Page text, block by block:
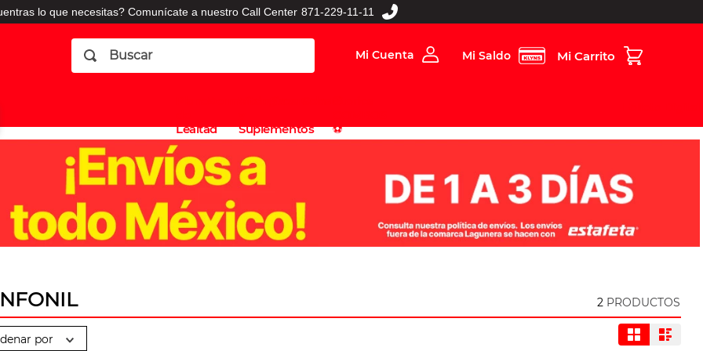
lo que necesitas? Comunícate a nuestro Call Center 871-229-11-11
Buscar
Mi Cuenta Mi Saldo
Lealtad
Suplementos
⚽️
2 PRODUCTOS